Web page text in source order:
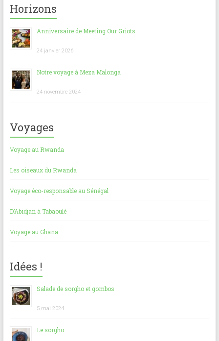
Horizons
Anniversaire de Meeting Our Griots
24 janvier 2026
Notre voyage à Meza Malonga
24 novembre 2024
Voyages
Voyage au Rwanda
Les oiseaux du Rwanda
Voyage éco-responsable au Sénégal
D’Abidjan à Tabaoulé
Voyage au Ghana
Idées !
Salade de sorgho et gombos
5 mai 2024
Le sorgho